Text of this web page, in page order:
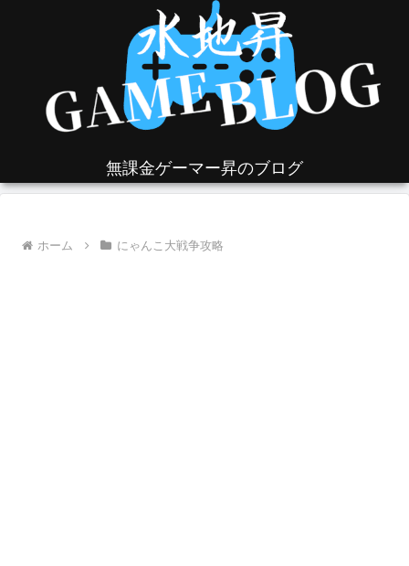
無課金ゲーマー昇のブログ
ホーム にゃんこ大戦争攻略